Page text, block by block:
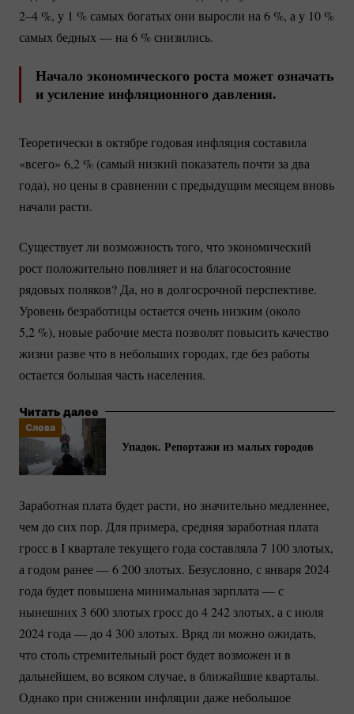
2–4 %, у 1 %самых богатых они выросли на 6 %, а у 10 %
самых бедных — на 6 %снизились.
Начало экономического роста может означать
и усиление инфляционного давления.
Теоретически в октябре годовая инфляция составила
«всего» 6,2 % (самый низкий показатель почти за два
года), но цены в сравнении с предыдущим месяцем вновь
начали расти.
Существует ли возможность того, что экономический
рост положительно повлияет и на благосостояние
рядовых поляков? Да, но в долгосрочной перспективе.
Уровень безработицы остается очень низким (около
5,2 %), новые рабочие места позволят повысить качество
жизни разве что в небольших городах, где без работы
остается большая часть населения.
Читать далее
Слова
Упадок. Репортажи из малых городов
Заработная плата будет расти, но значительно медленнее,
чем до сих пор. Для примера, средняя заработная плата
гросс в I квартале текущего года составляла 7 100 злотых,
а годом ранее — 6 200 злотых. Безусловно, с января 2024
года будет повышена минимальная зарплата — с
нынешних 3 600 злотых гросс до 4 242 злотых, а с июля
2024 года — до 4 300 злотых. Вряд ли можно ожидать,
что столь стремительный рост будет возможен и в
дальнейшем, во всяком случае, в ближайшие кварталы.
Однако при снижении инфляции даже небольшое